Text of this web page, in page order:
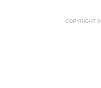
COPYRIGHT ©